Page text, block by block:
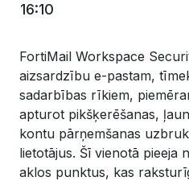
16:10
FortiMail Workspace
aizsardzību e-pastam,
sadarbības rīkiem,
apturot pikšķerēšanas,
kontu pārņemšanas
lietotājus. Šī vienotā
aklos punktus, kas